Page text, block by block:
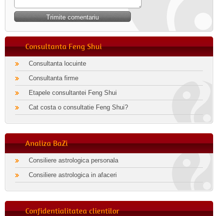
Consultanta Feng Shui
Consultanta locuinte
Consultanta firme
Etapele consultantei Feng Shui
Cat costa o consultatie Feng Shui?
Analiza BaZi
Consiliere astrologica personala
Consiliere astrologica in afaceri
Confidentialitatea clientilor